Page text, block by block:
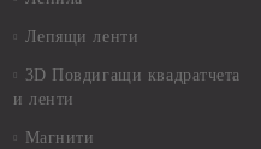
Лепящи ленти
3D Повдигащи квадратчета
и ленти
Магнити